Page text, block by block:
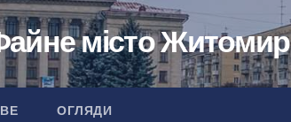
місто Житомир
ОГЛЯДИ